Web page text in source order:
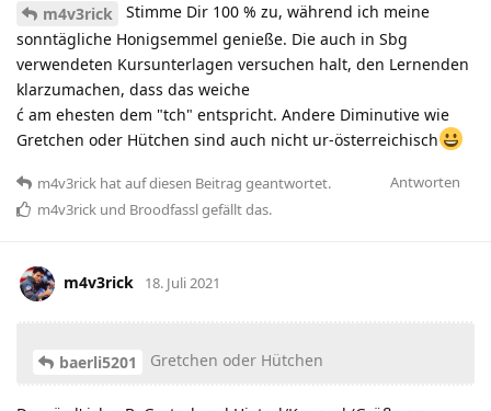
m4v3rick
Stimme Dir 100 % zu, während ich meine
sonntägliche Honigsemmel genieße. Die auch in Sbg
verwendeten Kursunterlagen versuchen halt, den Lernenden
klarzumachen, dass das weiche
ć am ehesten dem "tch" entspricht. Andere Diminutive wie
Gretchen oder Hütchen sind auch nicht ur-österreichisch
Antworten
m4v3rick hatauf diesen Beitrag geantwortet.
m4v3rick und Broodfasslgefällt das.
m4v3rick 18. Juli 2021
baerli5201 Gretchen oder Hütchen